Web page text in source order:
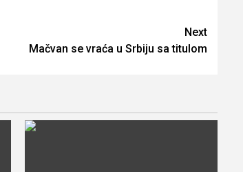
Next
Mačvan se vraća u Srbiju sa titulom